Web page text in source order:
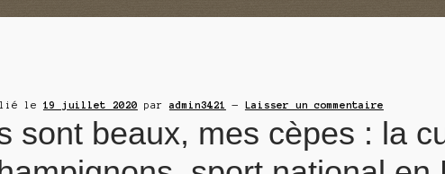
le 19 juillet 2020 paradmin3421 — Laisser un commentaire
sont beaux, mes cèpes : la